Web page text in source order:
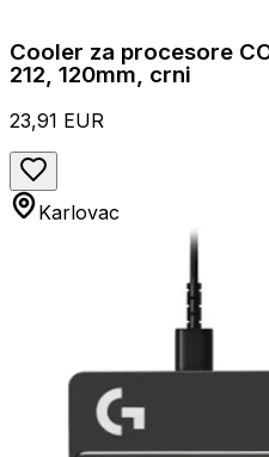
Cooler za procesore
212, 120mm, crni
23,91 EUR
Karlovac